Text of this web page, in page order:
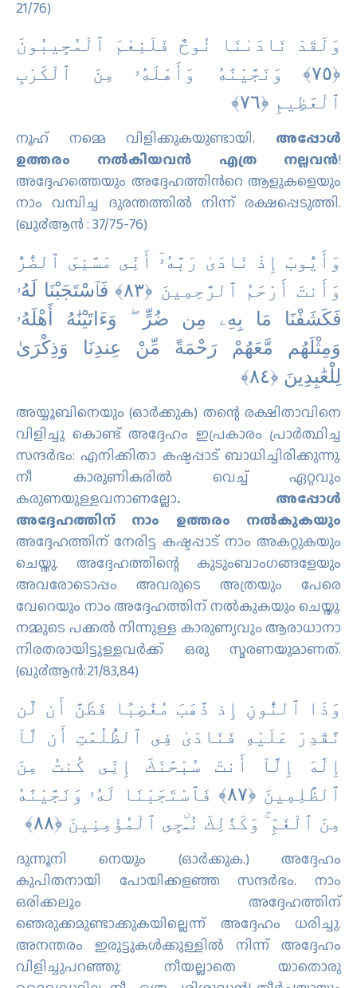
21/76)
وَلَقَدْ نَادَىٰنَا نُوحٌ فَلَنِعْمَ ٱلْمُجِيبُونَ
‎﴿٧٥﴾‏ وَنَجَّيْنَٰهُ وَأَهْلَهُۥ مِنَ ٱلْكَرْبِ
ٱلْعَظِيمِ ‎﴿٧٦﴾‏
നൂഹ് നമ്മെ വിളിക്കുകയുണ്ടായി. അപ്പോള്‍
ഉത്തരം നല്‍കിയവന്‍ എത്ര നല്ലവന്‍!
അദ്ദേഹത്തെയും അദ്ദേഹത്തിന്‍റെ ആളുകളെയും
നാം വമ്പിച്ച ദുരന്തത്തില്‍ നിന്ന് രക്ഷപ്പെടുത്തി.
(ഖു൪ആന്‍ : 37/75-76)
وَأَيُّوبَ إِذْ نَادَىٰ رَبَّهُۥٓ أَنِّى مَسَّنِىَ ٱلضُّرُّ
وَأَنتَ أَرْحَمُ ٱلرَّٰحِمِينَ ‎﴿٨٣﴾‏ فَٱسْتَجَبْنَا لَهُۥ
فَكَشَفْنَا مَا بِهِۦ مِن ضُرٍّ ۖ وَءَاتَيْنَٰهُ أَهْلَهُۥ
وَمِثْلَهُم مَّعَهُمْ رَحْمَةً مِّنْ عِندِنَا وَذِكْرَىٰ
لِلْعَٰبِدِينَ ‎﴿٨٤﴾
അയ്യൂബിനെയും (ഓർക്കുക) തന്റെ രക്ഷിതാവിനെ
വിളിച്ചു കൊണ്ട്‌ അദ്ദേഹം ഇപ്രകാരം പ്രാർത്ഥിച്ച
സന്ദർഭം: എനിക്കിതാ കഷ്ടപ്പാട്‌ ബാധിച്ചിരിക്കുന്നു.
നീ കാരുണികരിൽ വെച്ച്‌ ഏറ്റവും
കരുണയുള്ളവനാണല്ലോ. അപ്പോൾ
അദ്ദേഹത്തിന്‌ നാം ഉത്തരം നൽകുകയും
അദ്ദേഹത്തിന്‌ നേരിട്ട കഷ്ടപ്പാട്‌ നാം അകറ്റുകയും
ചെയ്തു. അദ്ദേഹത്തിന്റെ കുടുംബാംഗങ്ങളേയും
അവരോടൊപ്പം അവരുടെ അത്രയും പേരെ
വേറെയും നാം അദ്ദേഹത്തിന്‌ നൽകുകയും ചെയ്തു.
നമ്മുടെ പക്കൽ നിന്നുള്ള കാരുണ്യവും ആരാധാനാ
നിരതരായിട്ടുള്ളവർക്ക്‌ ഒരു സ്മരണയുമാണത്‌.
(ഖു൪ആന്‍:21/83,84)
وَذَا ٱلنُّونِ إِذ ذَّهَبَ مُغَٰضِبًا فَظَنَّ أَن لَّن
نَّقْدِرَ عَلَيْهِ فَنَادَىٰ فِى ٱلظُّلُمَٰتِ أَن لَّآ
إِلَٰهَ إِلَّآ أَنتَ سُبْحَٰنَكَ إِنِّى كُنتُ مِنَ
ٱلظَّٰلِمِينَ ‎﴿٨٧﴾‏ فَٱسْتَجَبْنَا لَهُۥ وَنَجَّيْنَٰهُ
مِنَ ٱلْغَمِّ ۚ وَكَذَٰلِكَ نُـۨجِى ٱلْمُؤْمِنِينَ ‎﴿٨٨﴾‏
ദുന്നൂനി നെയും (ഓര്‍ക്കുക.) അദ്ദേഹം
കുപിതനായി പോയിക്കളഞ്ഞ സന്ദര്‍ഭം. നാം
ഒരിക്കലും അദ്ദേഹത്തിന്
ഞെരുക്കമുണ്ടാക്കുകയില്ലെന്ന് അദ്ദേഹം ധരിച്ചു.
അനന്തരം ഇരുട്ടുകള്‍ക്കുള്ളില്‍ നിന്ന് അദ്ദേഹം
വിളിച്ചുപറഞ്ഞു: നീയല്ലാതെ യാതൊരു